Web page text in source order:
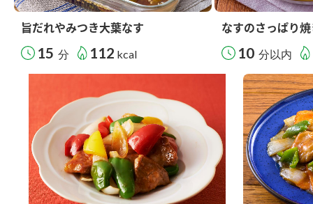
旨だれやみつき大葉なす
15 分 112 kcal
なすのさっぱり
10 分以内